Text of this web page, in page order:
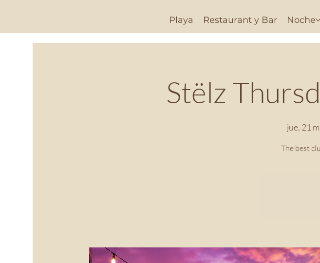
Playa Restaurant y Bar Noche
Stëlz
jue, 21
The best